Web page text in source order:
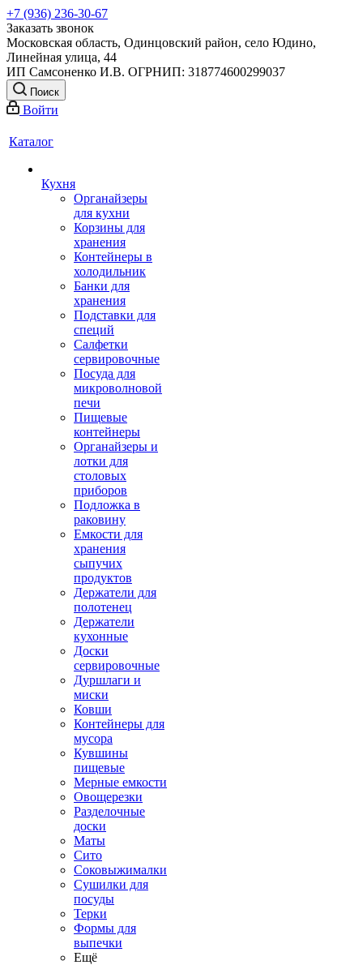
+7 (936) 236-30-67
Заказать звонок
Московская область, Одинцовский район, село Юдино,
Линейная улица, 44
ИП Самсоненко И.В. ОГРНИП: 318774600299037
Поиск
Войти
Каталог
Кухня
Органайзеры
для кухни
Корзины для
хранения
Контейнеры в
холодильник
Банки для
хранения
Подставки для
специй
Салфетки
сервировочные
Посуда для
микроволновой
печи
Пищевые
контейнеры
Органайзеры и
лотки для
столовых
приборов
Подложка в
раковину
Емкости для
хранения
сыпучих
продуктов
Держатели для
полотенец
Держатели
кухонные
Доски
сервировочные
Дуршлаги и
миски
Ковши
Контейнеры для
мусора
Кувшины
пищевые
Мерные емкости
Овощерезки
Разделочные
доски
Маты
Сито
Соковыжималки
Сушилки для
посуды
Терки
Формы для
выпечки
Ещё